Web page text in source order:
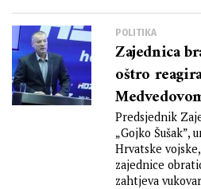
njegov
limitirani u
investicija
POLITIKA
Zajednica
oštro
Predsjednik
„Gojko
Hrvatske
zajednice
zahtjeva